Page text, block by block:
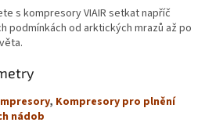
s kompresory VIAIR setkat napříč
podmínkách od arktických mrazů až po
, Kompresory pro plnění
nádob